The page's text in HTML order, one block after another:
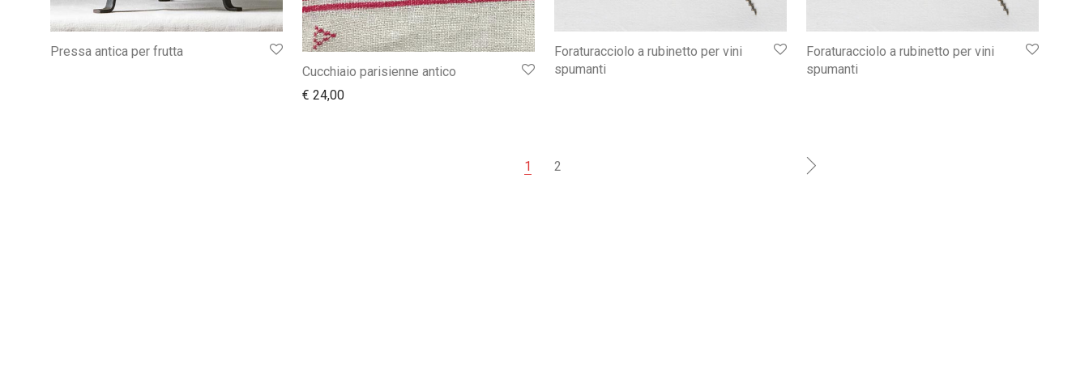
Pressa antica per frutta
Cucchiaio parisienne antico
€ 24,00
Foraturacciolo a rubinetto per vini
spumanti
Foraturacciolo a rubinetto per vini
spumanti
1 2